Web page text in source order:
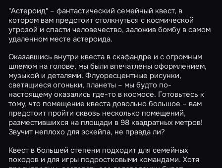
"Астероид" – фантастический семейный квест, в
котором вам предстоит столкнуться с космической
угрозой и спасти человечество, заложив бомбу в самом
удаленном месте астероида.
Оказавшись внутри квеста в скафандре и с огромным
шлемом на голове, мы были впечатлены оформлением,
музыкой и деталями. Флуоресцентные рисунки,
светящиеся огоньки, планеты – мы будто по-
настоящему оказались где-то в космосе. Готовьтесь к
тому, что помещение квеста довольно большое – вам
предстоит пройти сквозь несколько помещений,
разместившихся на площади в 98 квадратных метров!
Звучит неплохо для эскейпа, не правда ли?
Квест в большей степени подходит для семейных
походов и для игры подростковыми командами. Хотя